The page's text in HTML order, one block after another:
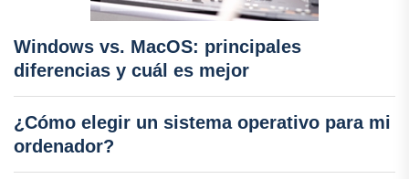
Windows vs. MacOS: principales
diferencias y cuál es mejor
¿Cómo elegir un sistema operativo para mi
ordenador?